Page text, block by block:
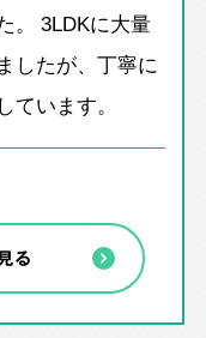
。 3LDKに大量
したが、丁寧に
います。
る